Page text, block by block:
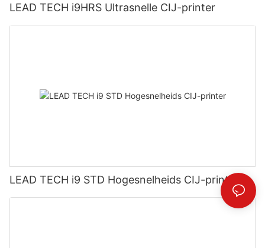
LEAD TECH i9HRS Ultrasnelle CIJ-printer
LEAD TECH i9 STD Hogesnelheids CIJ-printer